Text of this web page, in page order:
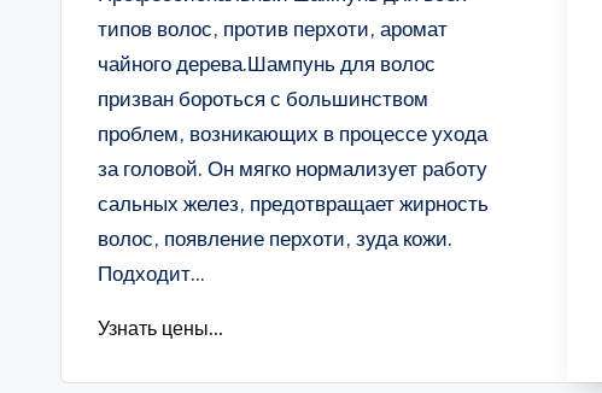
типов волос, против перхоти, аромат
чайного дерева.Шампунь для волос
призван бороться с большинством
проблем, возникающих в процессе ухода
за головой. Он мягко нормализует работу
сальных желез, предотвращает жирность
волос, появление перхоти, зуда кожи.
Подходит...
Узнать цены...